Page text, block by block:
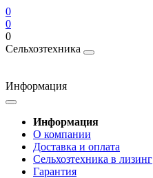
0
0
0
Сельхозтехника
Информация
Информация
О компании
Доставка и оплата
Сельхозтехника в лизинг
Гарантия